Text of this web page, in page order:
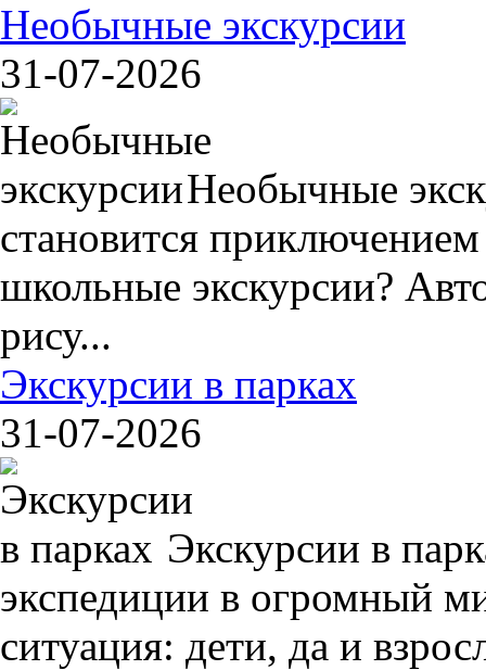
Необычные экскурсии
31-07-2026
Необычные
становится
школьные экскурсии?
рису...
Экскурсии в парках
31-07-2026
Экскурсии в
экспедиции в огромный
ситуация: дети, да и